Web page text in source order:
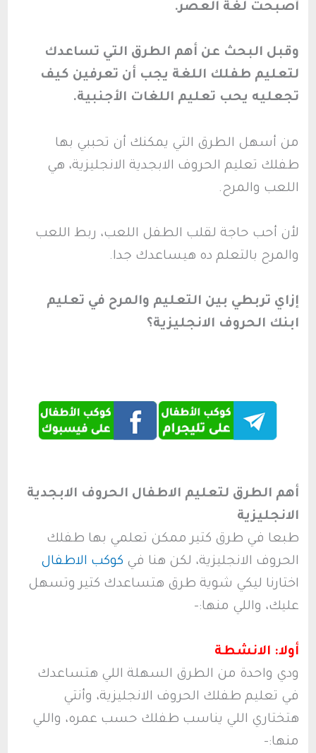
أصبحت لغة العصر.
وقبل البحث عن أهم الطرق التي تساعدك
لتعليم طفلك اللغة يجب أن تعرفين كيف
تجعليه يحب تعليم اللغات الأجنبية.
من أسهل الطرق التي يمكنك أن تحببي بها
طفلك تعليم الحروف الابجدية الانجليزية، هي
اللعب والمرح.
لأن أحب حاجة لقلب الطفل اللعب، ربط اللعب
والمرح بالتعلم ده هيساعدك جدا.
إزاي تربطي بين التعليم والمرح في تعليم
ابنك الحروف الانجليزية؟
أهم الطرق لتعليم الاطفال الحروف الابجدية
الانجليزية
طبعا في طرق كتير ممكن تعلمي بها طفلك
الحروف الانجليزية، لكن هنا في كوكب الاطفال
اختارنا ليكي شوية طرق هتساعدك كتير وتسهل
عليك، واللي منها:-
أولا: الانشطة
ودي واحدة من الطرق السهلة اللي هتساعدك
في تعليم طفلك الحروف الانجليزية، وأنتي
هتختاري اللي يناسب طفلك حسب عمره، واللي
منها:-